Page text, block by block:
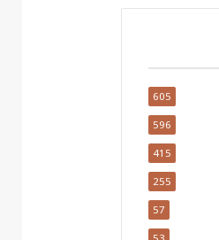
605
596
415
255
57